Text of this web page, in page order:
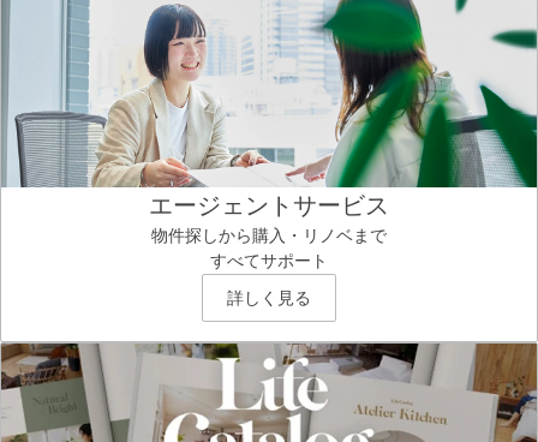
エージェントサービス
物件探しから購入・リノベまで
すべてサポート
詳しく見る